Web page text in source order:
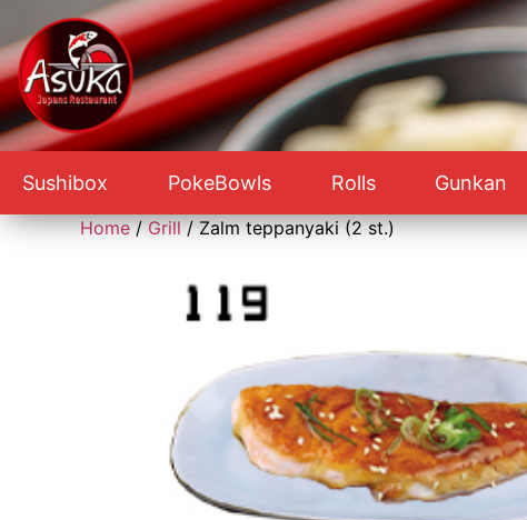
Sushibox PokeBowls Rolls Gunkan
Home/Grill/ Zalm teppanyaki (2 st.)